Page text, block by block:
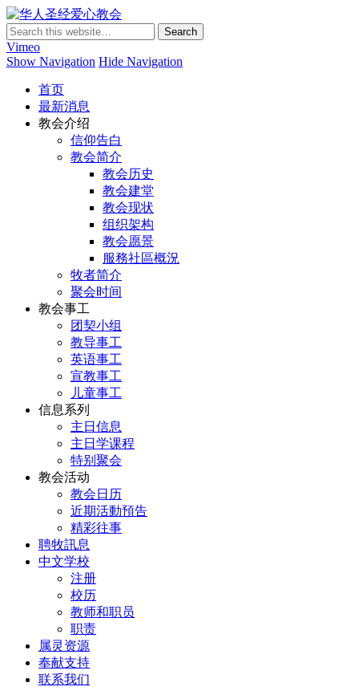
Vimeo
Show Navigation Hide Navigation
首页
最新消息
教会介绍
信仰告白
教会简介
教会历史
教会建堂
教会现状
组织架构
教会愿景
服務社區概況
牧者简介
聚会时间
教会事工
团契小组
教导事工
英语事工
宣教事工
儿童事工
信息系列
主日信息
主日学课程
特别聚会
教会活动
教会日历
近期活動預告
精彩往事
聘牧訊息
中文学校
注册
校历
教师和职员
职责
属灵资源
奉献支持
联系我们